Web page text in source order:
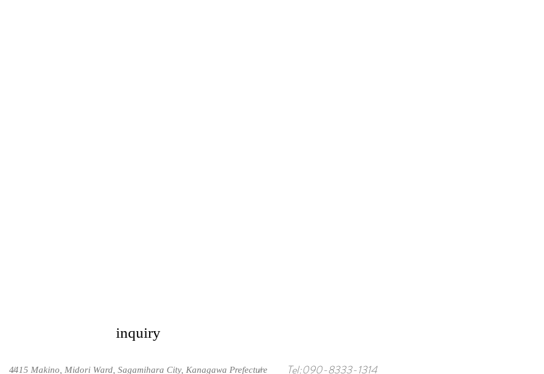
inquiry
/
4415 Makino, Midori Ward, Sagamihara City, Kanagawa Prefecture
/ Tel:090-8333-1314